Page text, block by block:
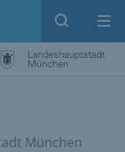
Suche
München